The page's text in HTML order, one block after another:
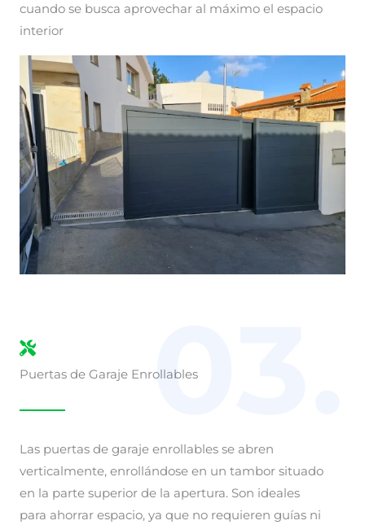
cuando se busca aprovechar al máximo el espacio
interior
Puertas de Garaje Enrollables03.
Las puertas de garaje enrollables se abren
verticalmente, enrollándose en un tambor situado
en la parte superior de la apertura. Son ideales
para ahorrar espacio, ya que no requieren guías ni